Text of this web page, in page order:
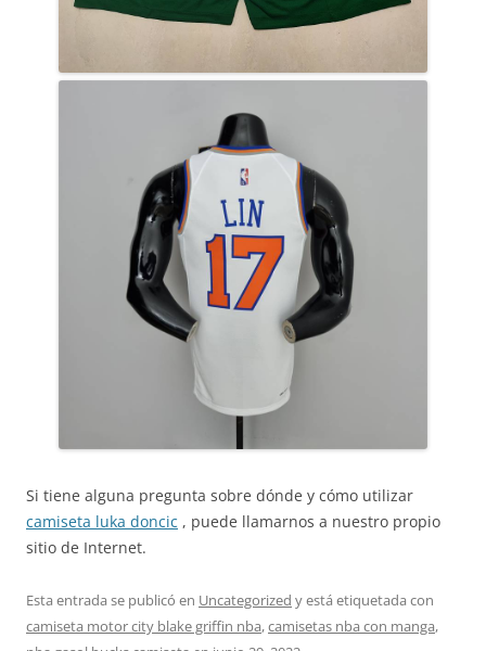
Si tiene alguna pregunta sobre dónde y cómo utilizar
camiseta luka doncic , puede llamarnos a nuestro propio
sitio de Internet.
Esta entrada se publicó en Uncategorized y está etiquetada con
camiseta motor city blake griffin nba,camisetas nba con manga,